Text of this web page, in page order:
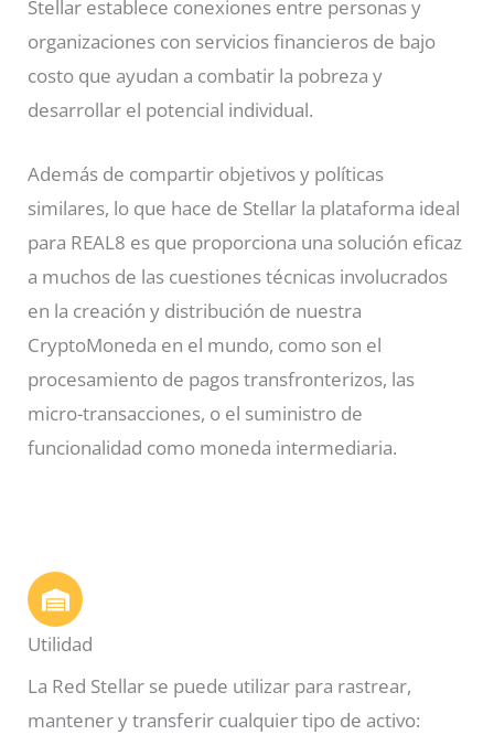
Stellar establece conexiones entre personas y
organizaciones con servicios financieros de bajo
costo que ayudan a combatir la pobreza y
desarrollar el potencial individual.
Además de compartir objetivos y políticas
similares, lo que hace de Stellar la plataforma ideal
para REAL8 es que proporciona una solución eficaz
a muchos de las cuestiones técnicas involucrados
en la creación y distribución de nuestra
CryptoMoneda en el mundo, como son el
procesamiento de pagos transfronterizos, las
micro-transacciones, o el suministro de
funcionalidad como moneda intermediaria.
Utilidad
La Red Stellar se puede utilizar para rastrear,
mantener y transferir cualquier tipo de activo: